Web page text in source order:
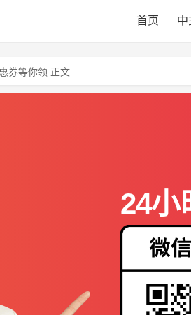
首页 中
券等你领 正文
24小